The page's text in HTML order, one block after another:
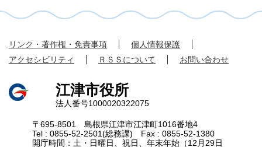
リンク・著作権・免責事項
個人情報保護
アクセシビリティ
ＲＳＳについて お問い合わせ
江津市役所
法人番号1000020322075
〒695-8501 島根県江津市江津町1016番地4
Tel : 0855-52-2501(総務課) Fax : 0855-52-1380
開庁時間：土・日曜日、祝日、年末年始（12月29日